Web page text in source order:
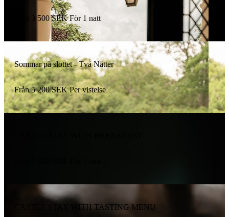
3 500 SEK För 1 natt
Sommar på slottet - Två Nätter
Från 5 200 SEK Per vistelse
CASTLE STAY WITH TASTING MENU